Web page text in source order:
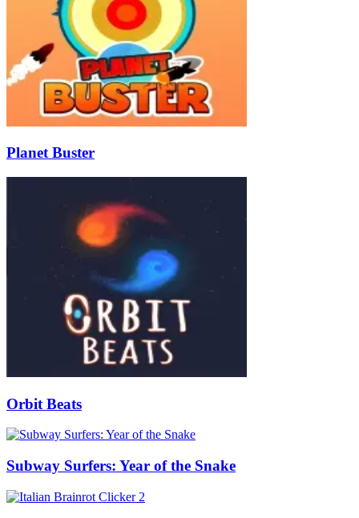
Planet Buster
Orbit Beats
Subway Surfers: Year of the Snake